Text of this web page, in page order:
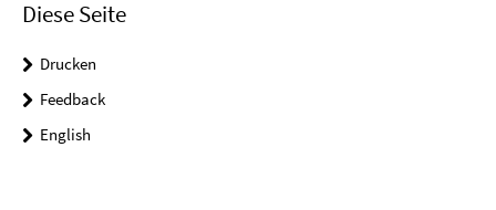
Diese Seite
Drucken
Feedback
English